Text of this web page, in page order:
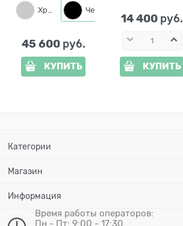
Хром
45 600 руб.
КУПИТЬ
14 400 руб.
КУПИТЬ
Категории
Магазин
Информация
Время работы операторов:
Пн - Пт: 9:00 - 17:30